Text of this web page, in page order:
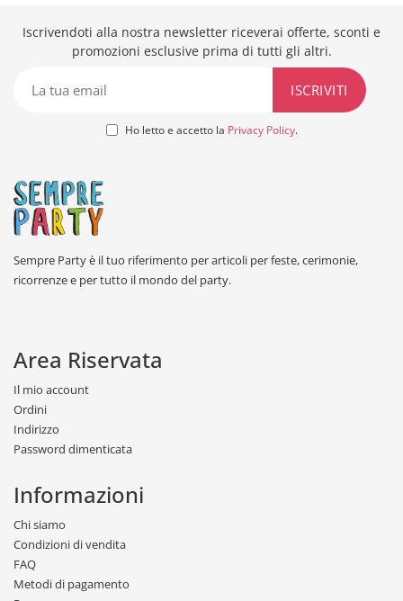
Iscrivendoti alla nostra newsletter riceverai offerte, sconti e
promozioni esclusive prima di tutti gli altri.
Ho letto e accetto la Privacy Policy.
Sempre Party è il tuo riferimento per articoli per feste, cerimonie,
ricorrenze e per tutto il mondo del party.
Area Riservata
Il mio account
Ordini
Indirizzo
Password dimenticata
Informazioni
Chi siamo
Condizioni di vendita
FAQ
Metodi di pagamento